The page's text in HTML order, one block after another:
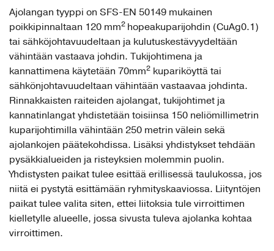
Ajolangan tyyppi on SFS-EN 50149 mukainen
poikkipinnaltaan 120 mm2 hopeakuparijohdin (CuAg0.1)
tai sähköjohtavuudeltaan ja kulutuskestävyydeltään
vähintään vastaava johdin. Tukijohtimena ja
kannattimena käytetään 70mm2 kupariköyttä tai
sähkönjohtavuudeltaan vähintään vastaavaa johdinta.
Rinnakkaisten raiteiden ajolangat, tukijohtimet ja
kannatinlangat yhdistetään toisiinsa 150 neliömillimetrin
kuparijohtimilla vähintään 250 metrin välein sekä
ajolankojen päätekohdissa. Lisäksi yhdistykset tehdään
pysäkkialueiden ja risteyksien molemmin puolin.
Yhdistysten paikat tulee esittää erillisessä taulukossa, jos
niitä ei pystytä esittämään ryhmityskaaviossa. Liityntöjen
paikat tulee valita siten, ettei liitoksia tule virroittimen
kielletylle alueelle, jossa sivusta tuleva ajolanka kohtaa
virroittimen.